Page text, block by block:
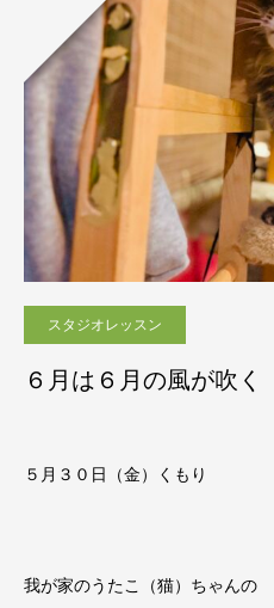
スタジオレッスン
６月は６月の風が吹く
５月３０日（金）くもり
我が家のうたこ（猫）ちゃんの